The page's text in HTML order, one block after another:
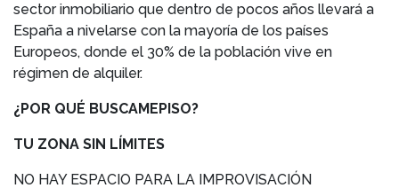
sector inmobiliario que dentro de pocos años llevará a
España a nivelarse con la mayoría de los países
Europeos, donde el 30% de la población vive en
régimen de alquiler.
¿POR QUÉ BUSCAMEPISO?
TU ZONA SIN LÍMITES
NO HAY ESPACIO PARA LA IMPROVISACIÓN